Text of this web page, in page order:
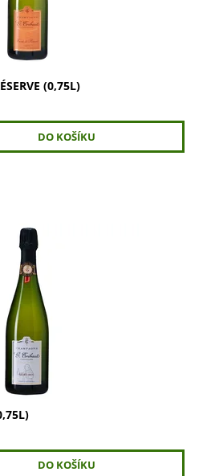
(0,75L)
- bohatá vůně briošky, másla a
měkká a vyvážená chuť s